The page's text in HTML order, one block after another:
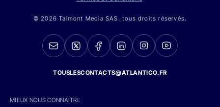
© 2026 Talmont Media SAS. tous droits réservés.
TOUSLESCONTACTS@ATLANTICO.FR
MIEUX NOUS CONNAITRE